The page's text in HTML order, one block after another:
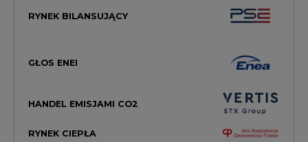
RYNEK BILANSUJĄCY
GŁOS ENEI
HANDEL EMISJAMI CO2
RYNEK CIEPŁA